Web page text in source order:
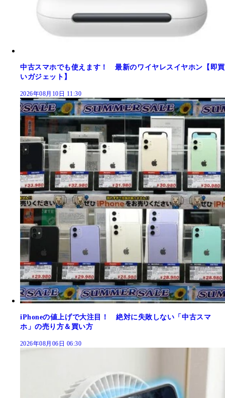
中古スマホでも使えます！ 最新のワイヤレスイヤホン【即買
いガジェット】
2026年08月10日 11:30
iPhoneの値上げで大注目！ 絶対に失敗しない「中古スマ
ホ」の売り方＆買い方
2026年08月06日 06:30